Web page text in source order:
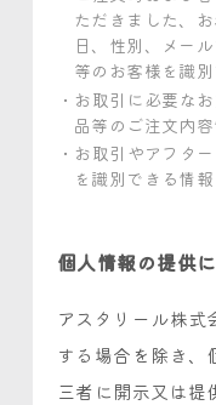
ただきました、
日、性別、
メー
等のお客様を識
お取引に必要な
品等のご注文内
お取引やアフタ
を識別できる情報
個人情報の提供
アスタリール株式
する場合を除き、
三者に開示又は提